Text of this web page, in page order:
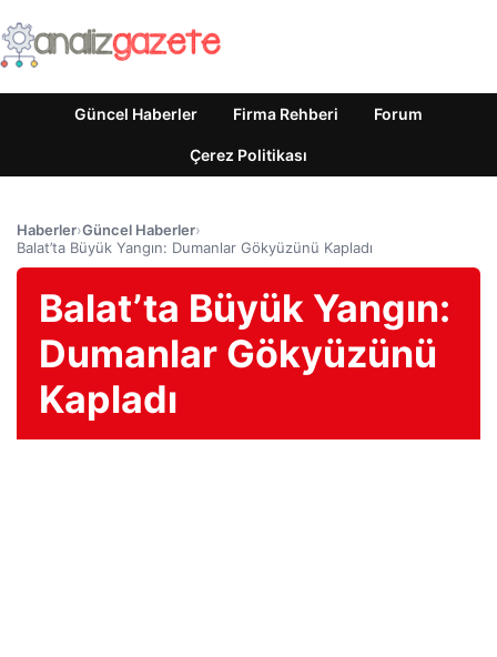
Güncel Haberler Firma Rehberi Forum
Çerez Politikası
Haberler›Güncel Haberler›
Balat’ta Büyük Yangın: Dumanlar Gökyüzünü Kapladı
Balat’ta Büyük Yangın:
Dumanlar Gökyüzünü
Kapladı